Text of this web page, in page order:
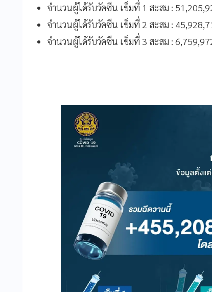
จำนวนผู้ได้รับวัคซีน เข็มที่ 1 สะสม :
จำนวนผู้ได้รับวัคซีน เข็มที่ 2 สะสม :
จำนวนผู้ได้รับวัคซีน เข็มที่ 3 สะสม :